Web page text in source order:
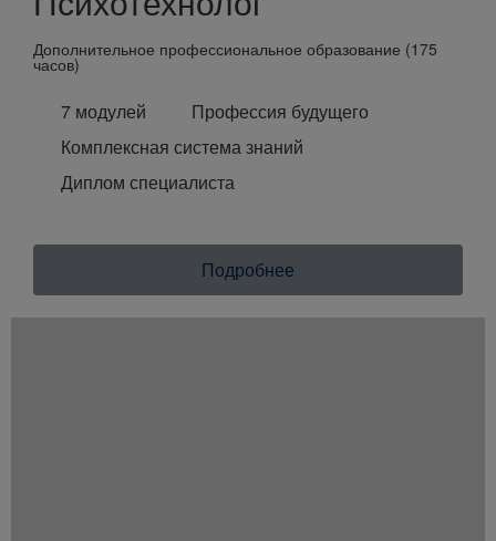
Дополнительное профессиональное образование (175
часов)
7 модулей
Профессия будущего
Комплексная система знаний
Диплом специалиста
Подробнее